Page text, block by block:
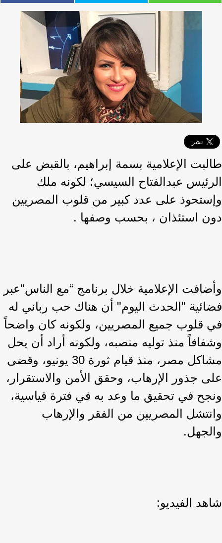
طالبت الإعلامية بسمة إبراهيم، بالقبض على
الرئيس عبدالفتاح السيسي؛ لكونه ملك
وإستحوذ على عدد كبير من قلوب المصريين
دون استئذان ، بحسب وصفها .
وأضافت الإعلامية خلال برنامج “مع الناس"عبر
فضائية "الحدث اليوم" أن هناك حب رباني له
في قلوب جميع المصريين، ولكونه كان واضحاً
وشفافاً منذ توليه منصبه، ولكونه أراد أن يحل
مشاكل مصر، منذ قيام ثورة 30 يونيو، وقضى
على جذور الإرهاب، وحقق الأمن والاستقرار،
ونجح في تحقيق ما وعد به في فترة قياسية،
وانتشل المصريين من الفقر والإرهاب
والجهل.
شاهد الفيديو: